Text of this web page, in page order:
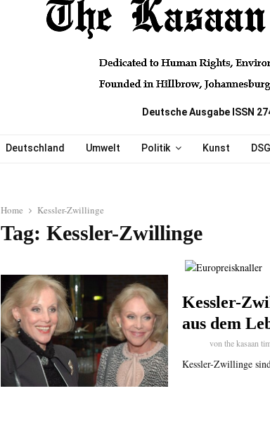
Deutsche Ausgabe ISSN
Deutschland Umwelt Politik Kunst
Home Kessler-Zwillinge
Tag: Kessler-Zwillinge
Kessler-
aus dem
vonthe kasaan
Kessler-Zwillinge